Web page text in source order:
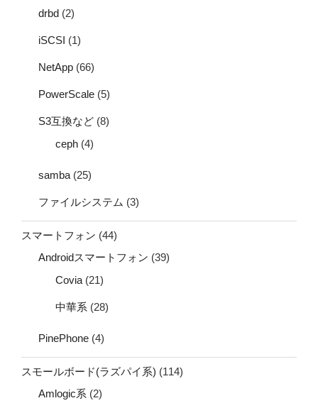
drbd (2)
iSCSI (1)
NetApp (66)
PowerScale (5)
S3互換など (8)
ceph (4)
samba (25)
ファイルシステム (3)
スマートフォン (44)
Androidスマートフォン (39)
Covia (21)
中華系 (28)
PinePhone (4)
スモールボード(ラズパイ系) (114)
Amlogic系 (2)